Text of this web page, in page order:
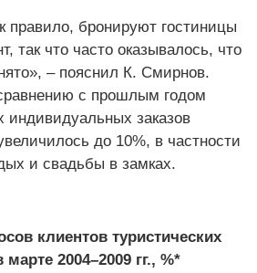
правило, бронируют гостиницы
так что часто оказывалось, что
– пояснил К. Смирнов.
с прошлым годом
индивидуальных заказов
до 10%, в частности
и свадьбы в замках.
клиентов туристических
марте 2004–2009 гг., %*